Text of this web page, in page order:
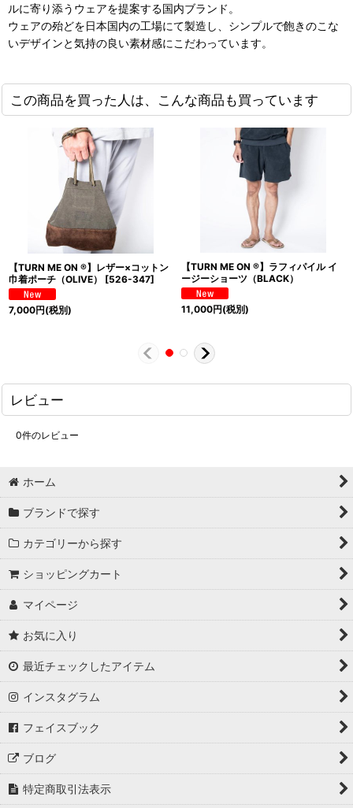
ルに寄り添うウェアを提案する国内ブランド。
ウェアの殆どを日本国内の工場にて製造し、シンプルで飽きのこな
いデザインと気持の良い素材感にこだわっています。
この商品を買った人は、こんな商品も買っています
【TURN ME ON ®】レザー×コットン
巾着ポーチ（OLIVE）
[526-347]
7,000円(税別)
【TURN ME ON ®】ラフィパイル イ
ージーショーツ（BLACK）
11,000円(税別)
レビュー
0件のレビュー
ホーム
ブランドで探す
カテゴリーから探す
ショッピングカート
マイページ
お気に入り
最近チェックしたアイテム
インスタグラム
フェイスブック
ブログ
特定商取引法表示